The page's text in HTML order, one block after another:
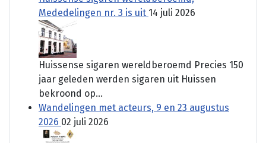
Mededelingen nr. 3 is uit 14 juli 2026
Huissense sigaren wereldberoemd Precies 150
jaar geleden werden sigaren uit Huissen
bekroond op...
Wandelingen met acteurs, 9 en 23 augustus
2026 02 juli 2026